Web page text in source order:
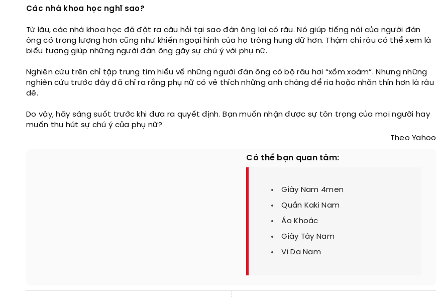
Các nhà khoa học nghĩ sao?
Từ lâu, các nhà khoa học đã đặt ra câu hỏi tại sao đàn ông lại có râu. Nó giúp tiếng nói của người đàn
ông có trọng lượng hơn cũng như khiến ngoại hình của họ trông hung dữ hơn. Thậm chí râu có thể xem là
biểu tượng giúp những người đàn ông gây sự chú ý với phụ nữ.
Nghiên cứu trên chỉ tập trung tìm hiểu về những người đàn ông có bộ râu hơi “xồm xoàm”. Nhưng những
nghiên cứu trước đây đã chỉ ra rằng phụ nữ có vẻ thích những anh chàng để ria hoặc nhẵn thín hơn là râu
dê.
Do vậy, hãy sáng suốt trước khi đưa ra quyết định. Bạn muốn nhận được sự tôn trọng của mọi người hay
muốn thu hút sự chú ý của phụ nữ?
Theo Yahoo
Có thể bạn quan tâm:
Giày Nam 4men
Quần Kaki Nam
Áo Khoác
Giày Tây Nam
Ví Da Nam